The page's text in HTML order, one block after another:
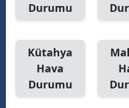
Durumu
Kütahya
Hava
Durumu